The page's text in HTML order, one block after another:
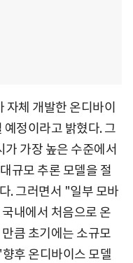
체 개발한 온디바이
정이라고 밝혔다. 그
가장 높은 수준에서
규모 추론 모델을 절
. 그러면서 "일부 모바
내에서 처음으로 온
큼 초기에는 소규모
후 온디바이스 모델